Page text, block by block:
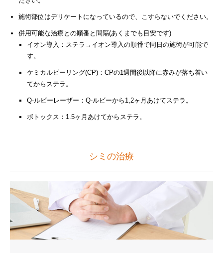
施術部位はデリケートになっているので、こすらないでください。
併用可能な治療との順番と間隔(あくまでも目安です)
イオン導入：ステラ→イオン導入の順番で同日の施術が可能で
す。
ケミカルピーリング(CP)：CPの1週間後以降に赤みが落ち着い
てからステラ。
Q-ルビーレーザー：Q-ルビーから1,2ヶ月あけてステラ。
ボトックス：1.5ヶ月あけてからステラ。
シミの治療